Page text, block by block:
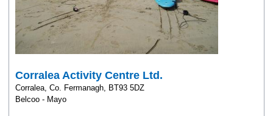
Corralea Activity Centre Ltd.
Corralea, Co. Fermanagh, BT93 5DZ
Belcoo - Mayo